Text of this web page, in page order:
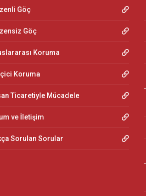
Göç
Göç
Koruma
Koruma
Ticaretiyle Mücadele
ve İletişim
Sorulan Sorular